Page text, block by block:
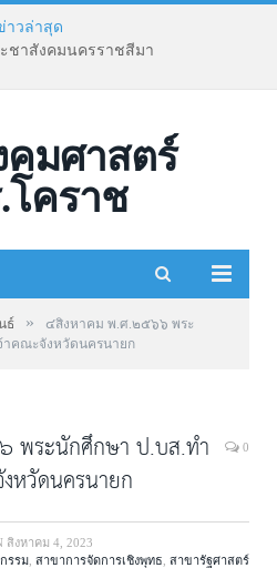
าวล่าสุด
ชาสังคมนครราชสีมา
มศาสตร์
โคราช
ธ์ »
๔สิงหาคม พ.ศ.๒๕๖๖ พระ
าคณะจังหวัดนครนายก
พระนักศึกษา ป.บส.ทำ
หวัดนครนายก
0
สิงหาคม 4, 2023
รรม สาขาการจัดการเชิงพุทธ สาขารัฐศาสตร์